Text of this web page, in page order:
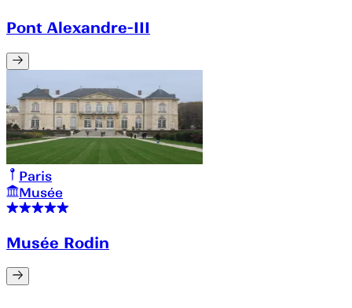
Pont Alexandre-III
Paris
Musée
Musée Rodin